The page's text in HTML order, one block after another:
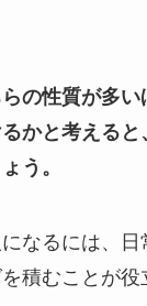
の性質が多い
かと考える
う。
なるには、日
積むことが役